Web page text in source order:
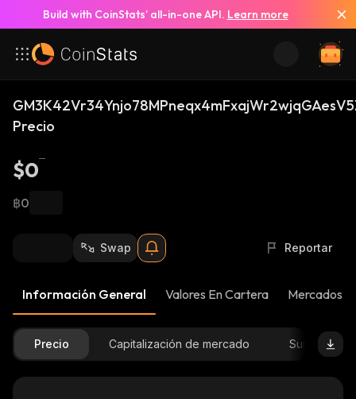
Build with CoinStats’ all-in-one API. Learn more
Precio
$0
฿0
Swap Reportar
Información General Valores En Cartera Mercados
Precio Capitalización de mercado Suministro